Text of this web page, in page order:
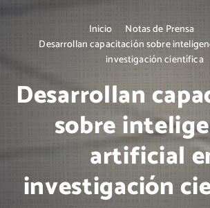
Inicio
Notas de Prensa
Desarrollan capacitación sobre
investigación científica
Desarrollan
sobre
artificial
investigación